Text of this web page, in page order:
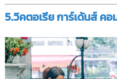
5.วิคตอเรีย การ์เด้นส์ ค